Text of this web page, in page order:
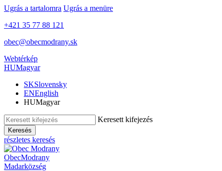
Ugrás a tartalomra Ugrás a menüre
+421 35 77 88 121
obec@obecmodrany.sk
Webtérkép
HUMagyar
SKSlovensky
ENEnglish
HUMagyar
Keresett kifejezés
Keresés
részletes keresés
ObecModrany
Madarközség